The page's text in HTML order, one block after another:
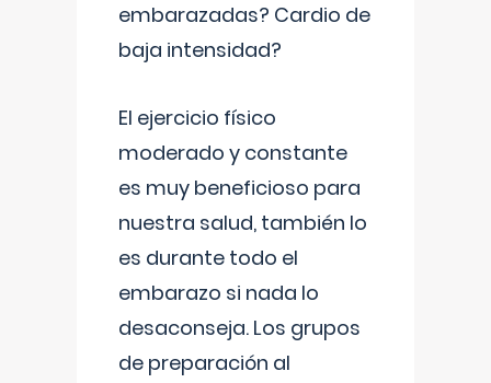
embarazadas? Cardio de
baja intensidad?
El ejercicio físico
moderado y constante
es muy beneficioso para
nuestra salud, también lo
es durante todo el
embarazo si nada lo
desaconseja. Los grupos
de preparación al